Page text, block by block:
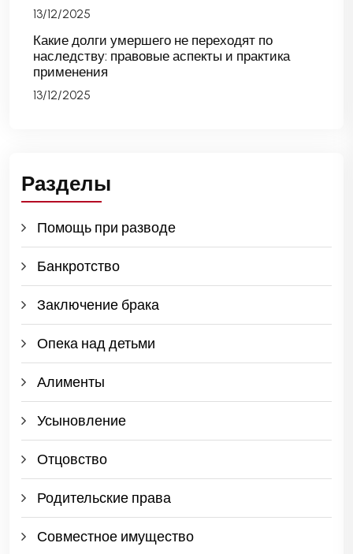
13/12/2025
Какие долги умершего не переходят по
наследству: правовые аспекты и практика
применения
13/12/2025
Разделы
Помощь при разводе
Банкротство
Заключение брака
Опека над детьми
Алименты
Усыновление
Отцовство
Родительские права
Совместное имущество